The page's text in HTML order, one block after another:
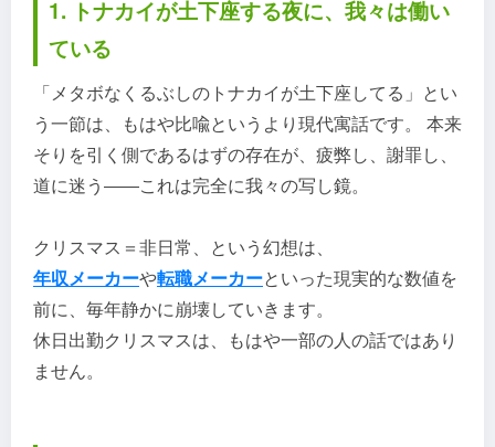
1. トナカイが土下座する夜に、我々は働い
ている
「メタボなくるぶしのトナカイが土下座してる」とい
う一節は、もはや比喩というより現代寓話です。 本来
そりを引く側であるはずの存在が、疲弊し、謝罪し、
道に迷う――これは完全に我々の写し鏡。
クリスマス＝非日常、という幻想は、
年収メーカーや転職メーカーといった現実的な数値を
前に、毎年静かに崩壊していきます。
休日出勤クリスマスは、もはや一部の人の話ではあり
ません。